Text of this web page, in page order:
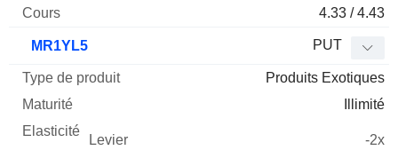
4.33 / 4.43
MR1YL5 PUT
Produits Exotiques
Illimité
-2x